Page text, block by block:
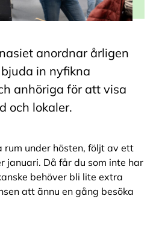
anordnar årligen
in nyfikna
anhöriga för att visa
och lokaler.
rum under hösten, följt av ett
januari. Då får du som inte har
behöver bli lite extra
att ännu en gång besöka